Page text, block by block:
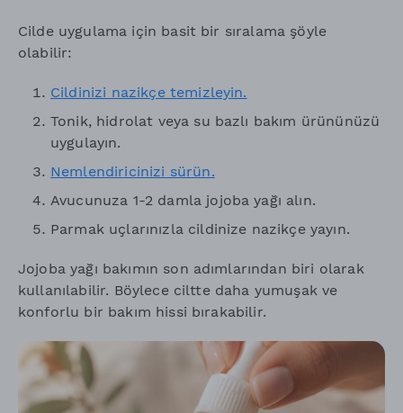
Cilde uygulama için basit bir sıralama şöyle
olabilir:
Cildinizi nazikçe temizleyin.
Tonik, hidrolat veya su bazlı bakım ürününüzü
uygulayın.
Nemlendiricinizi sürün.
Avucunuza 1-2 damla jojoba yağı alın.
Parmak uçlarınızla cildinize nazikçe yayın.
Jojoba yağı bakımın son adımlarından biri olarak
kullanılabilir. Böylece ciltte daha yumuşak ve
konforlu bir bakım hissi bırakabilir.